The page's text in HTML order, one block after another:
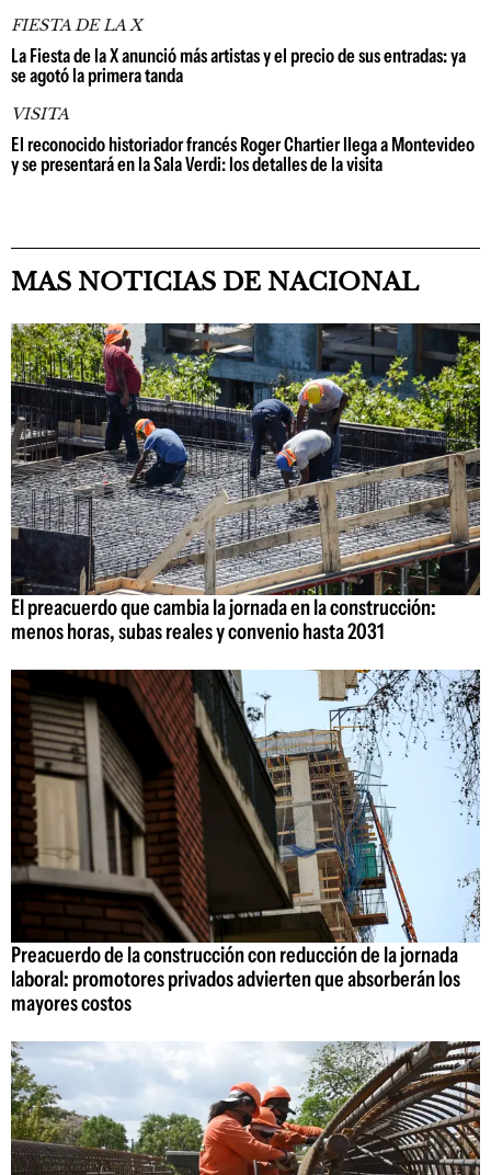
FIESTA DE LA X
La Fiesta de la X anunció más artistas y el precio de sus entradas: ya
se agotó la primera tanda
VISITA
El reconocido historiador francés Roger Chartier llega a Montevideo
y se presentará en la Sala Verdi: los detalles de la visita
MAS NOTICIAS DE NACIONAL
El preacuerdo que cambia la jornada en la construcción:
menos horas, subas reales y convenio hasta 2031
Preacuerdo de la construcción con reducción de la jornada
laboral: promotores privados advierten que absorberán los
mayores costos